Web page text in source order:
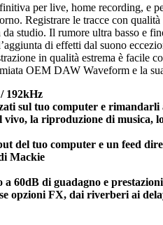
per live, home recording, e
Registrare le tracce con
studio. Il rumore ultra basso
di effetti dal suono
in qualità estrema è
OEM DAW Waveform e la
192kHz
sul tuo computer e rimandarli
la riproduzione di musica,
del tuo computer e un feed
Mackie
60dB di guadagno e
opzioni FX, dai riverberi ai